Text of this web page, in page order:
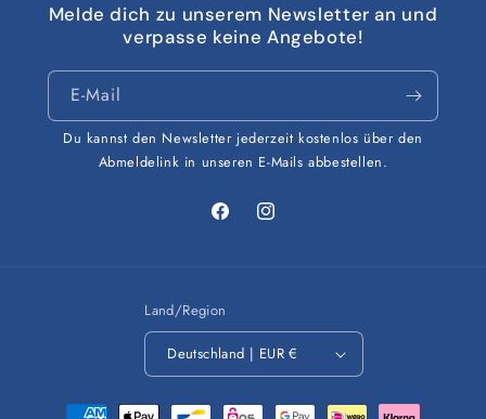
Melde dich zu unserem Newsletter an und
verpasse keine Angebote!
E-Mail
Du kannst den Newsletter jederzeit kostenlos über den
Abmeldelink in unseren E-Mails abbestellen.
FacebookInstagram
Land/Region
Deutschland | EUR €
Zahlungsmethoden